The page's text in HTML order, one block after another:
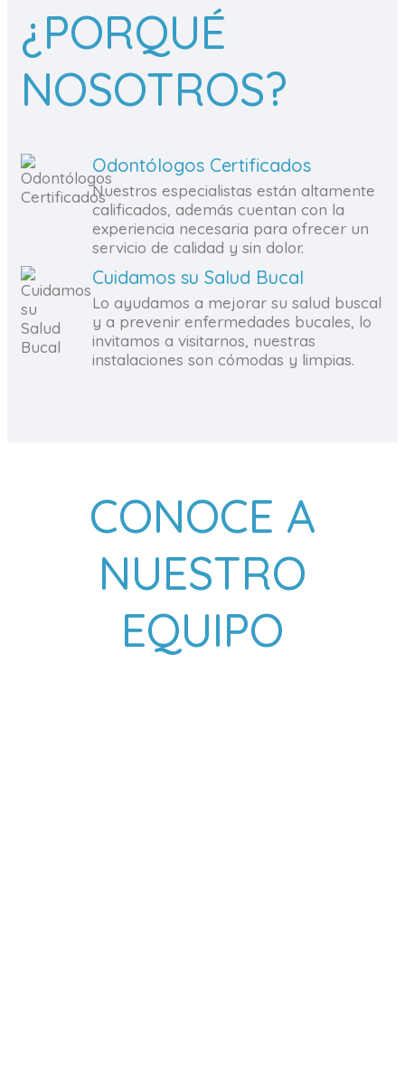
¿PORQUÉ
NOSOTROS?
Odontólogos Certificados
Nuestros especialistas están altamente
calificados, además cuentan con la
experiencia necesaria para ofrecer un
servicio de calidad y sin dolor.
Cuidamos su Salud Bucal
Lo ayudamos a mejorar su salud buscal
y a prevenir enfermedades bucales, lo
invitamos a visitarnos, nuestras
instalaciones son cómodas y limpias.
CONOCE A
NUESTRO
EQUIPO